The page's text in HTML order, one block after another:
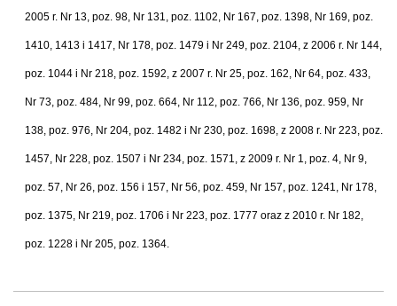
2005 r. Nr 13, poz. 98, Nr 131, poz. 1102, Nr 167, poz. 1398, Nr 169, poz.
1410, 1413 i 1417, Nr 178, poz. 1479 i Nr 249, poz. 2104, z 2006 r. Nr 144,
poz. 1044 i Nr 218, poz. 1592, z 2007 r. Nr 25, poz. 162, Nr 64, poz. 433,
Nr 73, poz. 484, Nr 99, poz. 664, Nr 112, poz. 766, Nr 136, poz. 959, Nr
138, poz. 976, Nr 204, poz. 1482 i Nr 230, poz. 1698, z 2008 r. Nr 223, poz.
1457, Nr 228, poz. 1507 i Nr 234, poz. 1571, z 2009 r. Nr 1, poz. 4, Nr 9,
poz. 57, Nr 26, poz. 156 i 157, Nr 56, poz. 459, Nr 157, poz. 1241, Nr 178,
poz. 1375, Nr 219, poz. 1706 i Nr 223, poz. 1777 oraz z 2010 r. Nr 182,
poz. 1228 i Nr 205, poz. 1364.